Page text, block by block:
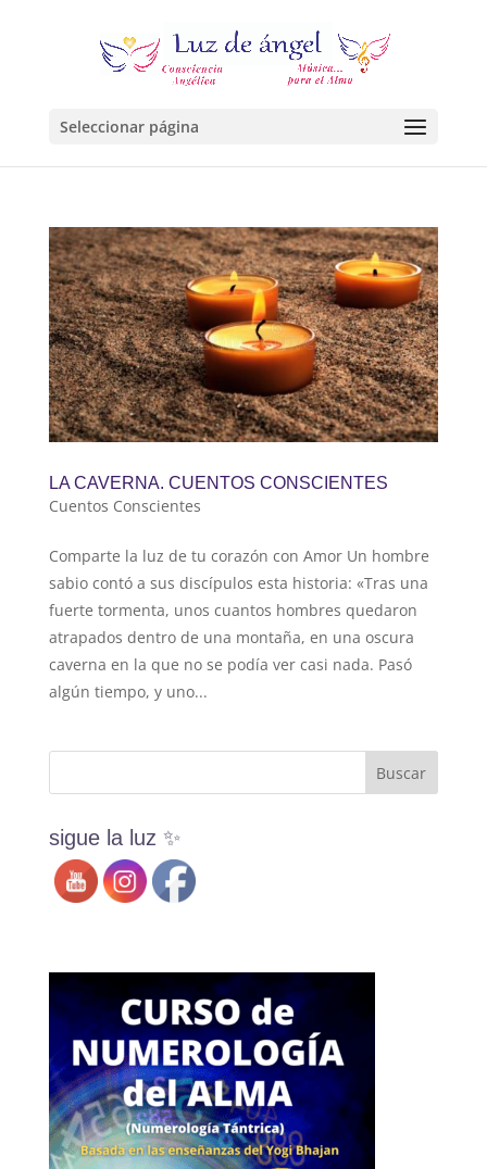
Seleccionar página
LA CAVERNA. CUENTOS CONSCIENTES
Cuentos Conscientes
Comparte la luz de tu corazón con Amor Un hombre
sabio contó a sus discípulos esta historia: «Tras una
fuerte tormenta, unos cuantos hombres quedaron
atrapados dentro de una montaña, en una oscura
caverna en la que no se podía ver casi nada. Pasó
algún tiempo, y uno...
sigue la luz ✨